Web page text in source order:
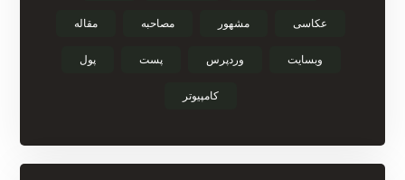
عکاسی مشهور مصاحبه مقاله
وبسایت وردپرس پست پول
کامپیوتر